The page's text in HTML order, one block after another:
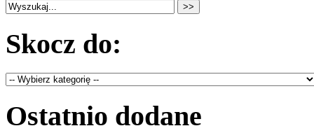
Skocz do:
Ostatnio dodane